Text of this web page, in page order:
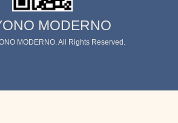
MODERNO
MODERNO. All Rights Reserved.